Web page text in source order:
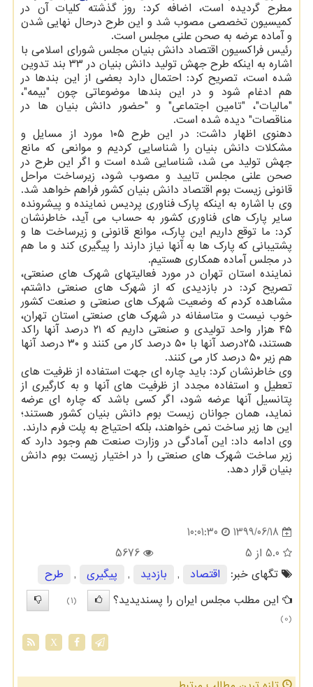
مطرح گردیده است، اضافه کرد: روز گذشته کلیات آن در
کمیسیون تخصصی مصوب شد و این طرح درحال نهایی شدن
و آماده عرضه به صحن علنی مجلس است.
رئیس فراکسیون اقتصاد دانش بنیان مجلس شورای اسلامی با
اشاره به اینکه طرح جهش تولید دانش بنیان در ۳۳ بند تدوین
شده است، تصریح کرد: احتمال دارد بعضی از این بندها در
هم ادغام شود و در این بندها موضوعاتی چون "بیمه"،
"مالیات"، "تامین اجتماعی" و "حضور دانش بنیان ها در
مناقصات" دیده شده است.
دهنوی اظهار داشت: در این طرح ۱۰۵ مورد از مسایل و
مشکلات دانش بنیان را شناسایی کردیم و موانعی که مانع
جهش تولید می شد، شناسایی شده است و اگر این طرح در
صحن علنی مجلس تایید و مصوب شود، زیرساخت مراحل
قانونی زیست بوم اقتصاد دانش بنیان کشور فراهم خواهد شد.
وی با اشاره به اینکه پارک فناوری پردیس نماینده و پیشرونده
سایر پارک های فناوری کشور به حساب می آید، خاطرنشان
کرد: ما توقع داریم این پارک، موانع قانونی و زیرساخت ها و
پشتیبانی که پارک ها به آنها نیاز دارند را پیگیری کند و ما هم
در مجلس آماده همکاری هستیم.
نماینده استان تهران در مورد فعالیتهای شهرک های صنعتی،
تصریح کرد: در بازدیدی که از شهرک های صنعتی داشتم،
مشاهده کردم که وضعیت شهرک های صنعتی و صنعت کشور
خوب نیست و متاسفانه در شهرک های صنعتی استان تهران،
۴۵ هزار واحد تولیدی و صنعتی داریم که ۲۱ درصد آنها راکد
هستند، ۲۵درصد آنها با ۵۰ درصد کار می کنند و ۳۰ درصد آنها
هم زیر ۵۰ درصد کار می کنند.
وی خاطرنشان کرد: باید چاره ای جهت استفاده از ظرفیت های
تعطیل و استفاده مجدد از ظرفیت های آنها و به کارگیری از
پتانسیل آنها عرضه شود، اگر کسی باشد که چاره ای عرضه
نماید، همان جوانان زیست بوم دانش بنیان کشور هستند؛
این ها زیر ساخت نمی خواهند، بلکه احتیاج به پلت فرم دارند.
وی ادامه داد: این آمادگی در وزارت صنعت هم وجود دارد که
زیر ساخت شهرک های صنعتی را در اختیار زیست بوم دانش
بنیان قرار دهد.
1399/06/18
10:01:30
5.0 از 5
5676
تگهای خبر:
اقتصاد , بازدید , پیگیری ,
طرح
این مطلب مجلس ایران را پسندیدید؟
(1)
(0)
X